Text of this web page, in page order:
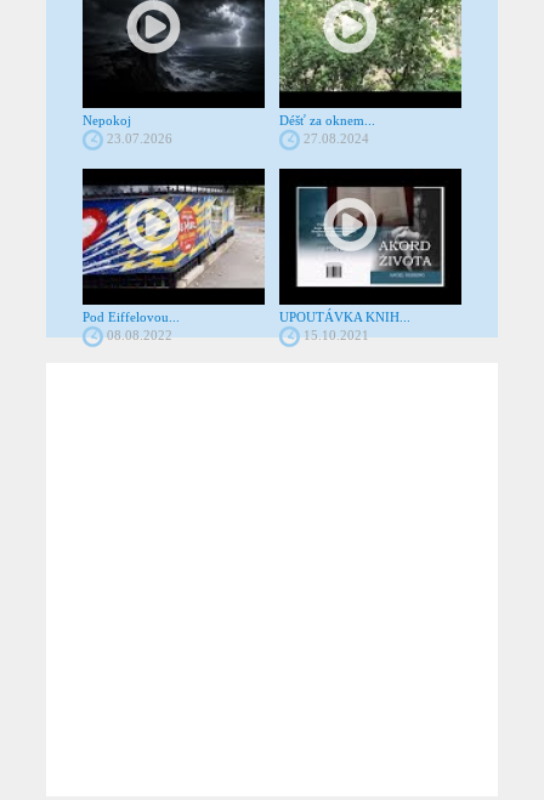
Nepokoj
23.07.2026
Déšť za oknem...
27.08.2024
Pod Eiffelovou...
08.08.2022
UPOUTÁVKA KNIH...
15.10.2021